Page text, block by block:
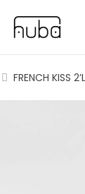
FRENCH KISS